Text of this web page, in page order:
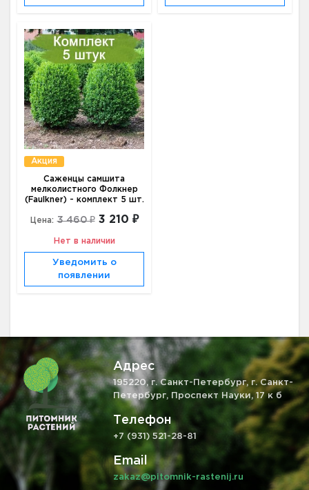
Акция
Саженцы самшита
мелколистного Фолкнер
(Faulkner) - комплект 5 шт.
Цена: 3 460 ₽ 3 210 ₽
Нет в наличии
Уведомить о
появлении
Адрес
195220, г. Санкт-Петербург, г. Санкт-
Петербург, Проспект Науки, 17 к б
Телефон
+7 (931) 521-28-81
Email
zakaz@pitomnik-rastenij.ru